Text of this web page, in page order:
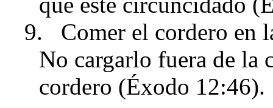
9.
Comer el cordero en
No cargarlo fuera de la
cordero (Éxodo 12:46).